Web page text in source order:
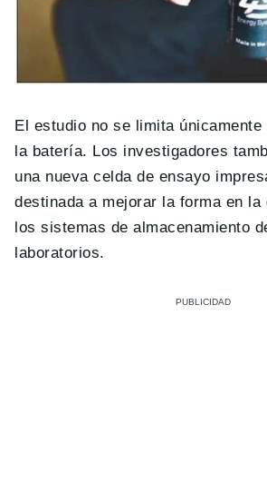
El estudio no se limita
la batería. Los investigadores
una nueva celda de ensayo
destinada a mejorar la forma en la
los sistemas de almacenamiento
laboratorios.